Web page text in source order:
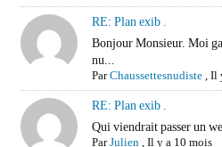
RE: Plan exib .
Bonjour Monsieur. Moi
nu...
ParChaussettesnudiste,Il
RE: Plan exib .
Qui viendrait passer un
ParJulien,Il y a 10 mois